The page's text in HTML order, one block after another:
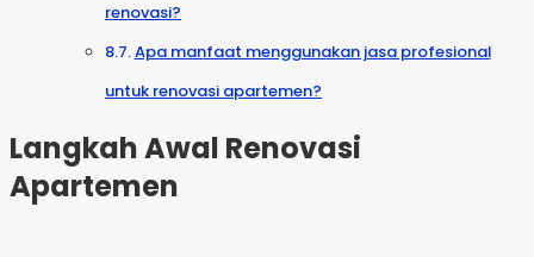
renovasi?
Apa manfaat menggunakan jasa profesional
untuk renovasi apartemen?
Langkah Awal Renovasi
Apartemen